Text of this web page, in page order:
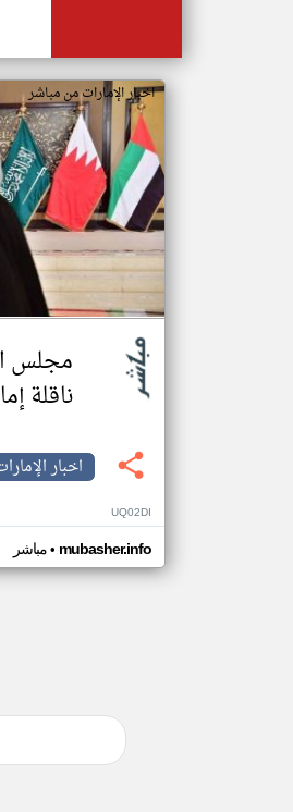
اخبار الإمارات من مباشر
مجلس
ناقلة
اخبار
UQ02DI
مباشر• mubasher.info